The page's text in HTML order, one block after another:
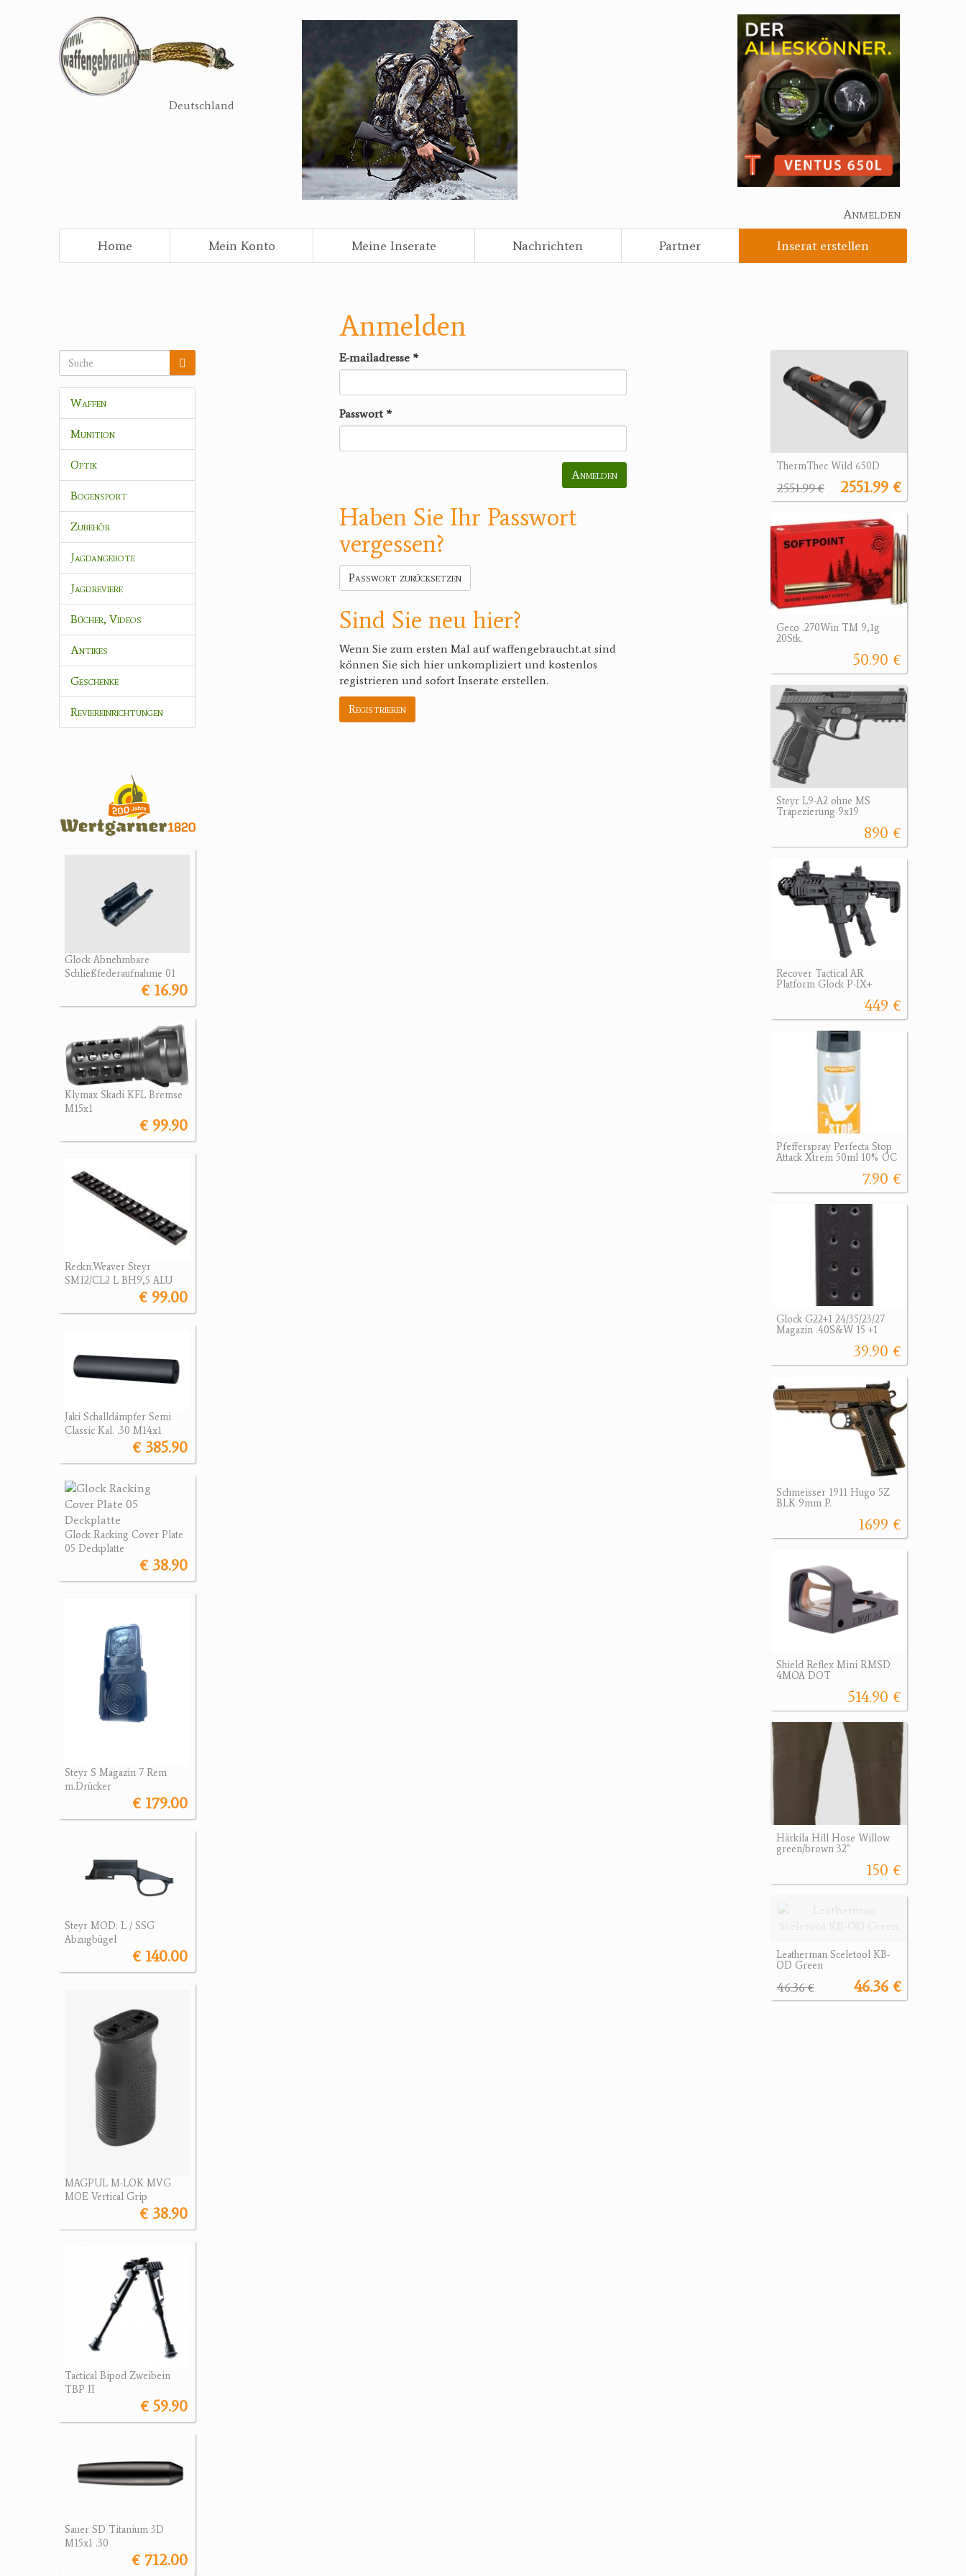
Deutschland
Anmelden
Home
Mein Konto Meine Inserate Nachrichten Partner Inserat erstellen
Waffen
Munition
Optik
Bogensport
Zubehör
Jagdangebote
Jagdreviere
Bücher, Videos
Antikes
Geschenke
Reviereinrichtungen
Glock Abnehmbare
Schließfederaufnahme 01
€ 16.90
Klymax Skadi KFL Bremse
M15x1
€ 99.90
Reckn.Weaver Steyr
SM12/CL2 L BH9,5 ALU
€ 99.00
Jaki Schalldämpfer Semi
Classic Kal. .30 M14x1
€ 385.90
Glock Racking Cover Plate
05 Deckplatte
€ 38.90
Steyr S Magazin 7 Rem
m.Drücker
€ 179.00
Steyr MOD. L / SSG
Abzugbügel
€ 140.00
MAGPUL M-LOK MVG
MOE Vertical Grip
€ 38.90
Tactical Bipod Zweibein
TBP II
€ 59.90
Sauer SD Titanium 3D
M15x1 .30
€ 712.00
Anmelden
E-mailadresse *
Passwort *
Anmelden
Haben Sie Ihr Passwort
vergessen?
Passwort zurücksetzen
Sind Sie neu hier?
Wenn Sie zum ersten Mal auf waffengebraucht.at sind
können Sie sich hier unkompliziert und kostenlos
registrieren und sofort Inserate erstellen.
Registrieren
ThermThec Wild 650D
2551.99 €
2551.99 €
Geco .270Win TM 9,1g
20Stk.
50.90 €
Steyr L9-A2 ohne MS
Trapezierung 9x19
890 €
Recover Tactical AR
Platform Glock P-IX+
449 €
Pfefferspray Perfecta Stop
Attack Xtrem 50ml 10% OC
7.90 €
Glock G22+1 24/35/23/27
Magazin .40S&W 15 +1
39.90 €
Schmeisser 1911 Hugo 5Z
BLK 9mm P.
1699 €
Shield Reflex Mini RMSD
4MOA DOT
514.90 €
Härkila Hill Hose Willow
green/brown 32"
150 €
Leatherman Sceletool KB-
OD Green
46.36 €
46.36 €